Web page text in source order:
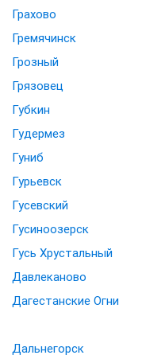
Грахово
Гремячинск
Грозный
Грязовец
Губкин
Гудермез
Гуниб
Гурьевск
Гусевский
Гусиноозерск
Гусь Хрустальный
Давлеканово
Дагестанские Огни
Дальнегорск